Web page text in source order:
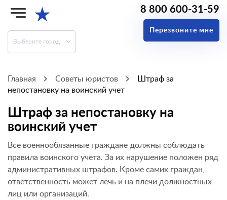
★
Выберите город
8 800 600-31-59
Перезвоните мне
Главная Советы юристов
Штраф за
непостановку на воинский учет
Штраф за непостановку на
воинский учет
Все военнообязанные граждане должны соблюдать
правила воинского учета. За их нарушение положен ряд
административных штрафов. Кроме самих граждан,
ответственность может лечь и на плечи должностных
лиц или организаций.